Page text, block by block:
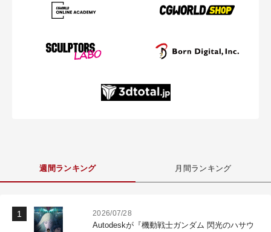
週間ランキング 月間ランキング
2026/07/28
Autodeskが『機動戦士ガンダム 閃光のハサウ